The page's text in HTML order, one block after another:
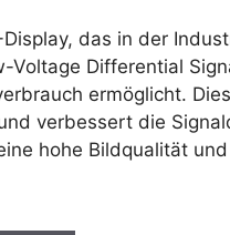
das in der
Differential
ermöglicht.
verbessert die
hohe Bildqualität